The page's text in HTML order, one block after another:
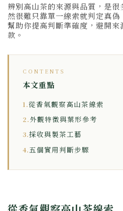
辨別高山茶的來源與品質，是
然很難只靠單一線索就判定真
幫助你提高判斷準確度，避開
款。
CONTENTS
本文重點
1.從香氣觀察高山茶線索
2.外觀特徵與葉形參考
3.採收與製茶工藝
4.五個實用判斷步驟